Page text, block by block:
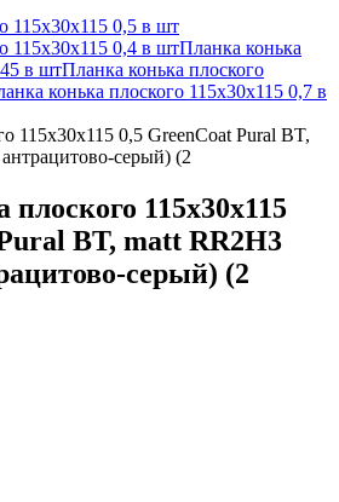
115х30х115 0,5 в шт
115х30х115 0,4 в штПланка конька
в штПланка конька плоского
конька плоского 115х30х115 0,7 в
115х30х115 0,5 GreenCoat Pural BT,
серый) (2
115х30х115
BT, matt RR2Н3
серый) (2